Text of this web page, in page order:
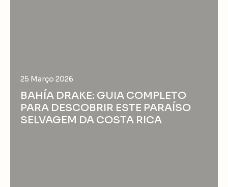
25 Março 2026
BAHÍA DRAKE: GUIA COMPLETO
PARA DESCOBRIR ESTE PARAÍSO
SELVAGEM DA COSTA RICA